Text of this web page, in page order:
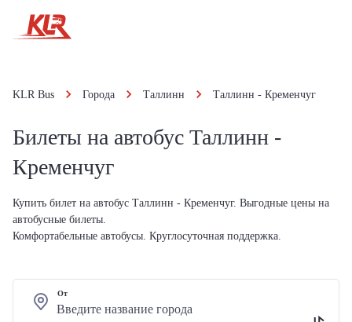
KLR Bus Города Таллинн Таллинн - Кременчуг
Билеты на автобус Таллинн -
Кременчуг
Купить билет на автобус Таллинн - Кременчуг. Выгодные цены на
автобусные билеты.
Комфортабельные автобусы. Круглосуточная поддержка.
От